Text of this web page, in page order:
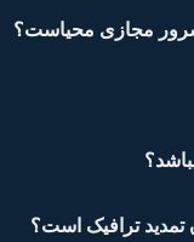
مجازی محیاست؟
ترافیک است؟